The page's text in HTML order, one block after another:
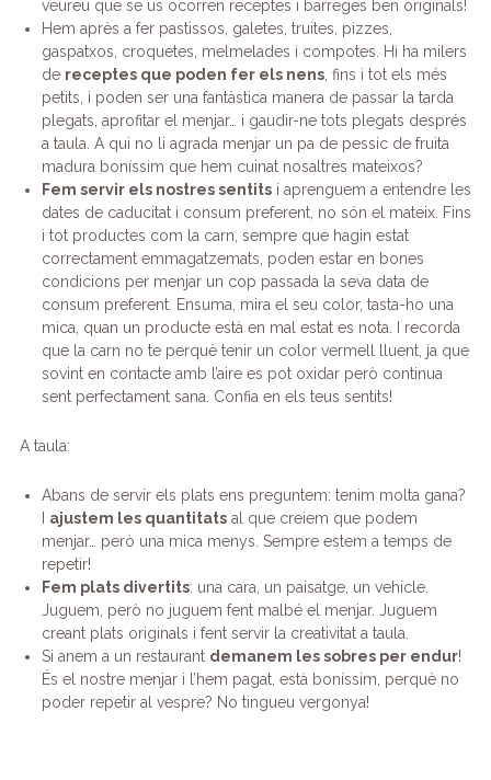
veureu que se us ocorren receptes i barreges ben originals!
Hem après a fer pastissos, galetes, truites, pizzes,
gaspatxos, croquetes, melmelades i compotes. Hi ha milers
de receptes que poden fer els nens, fins i tot els més
petits, i poden ser una fantàstica manera de passar la tarda
plegats, aprofitar el menjar… i gaudir-ne tots plegats després
a taula. A qui no li agrada menjar un pa de pessic de fruita
madura boníssim que hem cuinat nosaltres mateixos?
Fem servir els nostres sentitsi aprenguem a entendre les
dates de caducitat i consum preferent, no són el mateix. Fins
i tot productes com la carn, sempre que hagin estat
correctament emmagatzemats, poden estar en bones
condicions per menjar un cop passada la seva data de
consum preferent. Ensuma, mira el seu color, tasta-ho una
mica, quan un producte està en mal estat es nota. I recorda
que la carn no te perquè tenir un color vermell lluent, ja que
sovint en contacte amb l’aire es pot oxidar però continua
sent perfectament sana. Confia en els teus sentits!
A taula:
Abans de servir els plats ens preguntem: tenim molta gana?
ajustem les quantitatsal que creiem que podem
menjar… però una mica menys. Sempre estem a temps de
repetir!
Fem plats divertits: una cara, un paisatge, un vehicle.
Juguem, però no juguem fent malbé el menjar. Juguem
creant plats originals i fent servir la creativitat a taula.
Si anem a un restaurant demanem les sobres per endur!
És el nostre menjar i l’hem pagat, està boníssim, perquè no
poder repetir al vespre? No tingueu vergonya!